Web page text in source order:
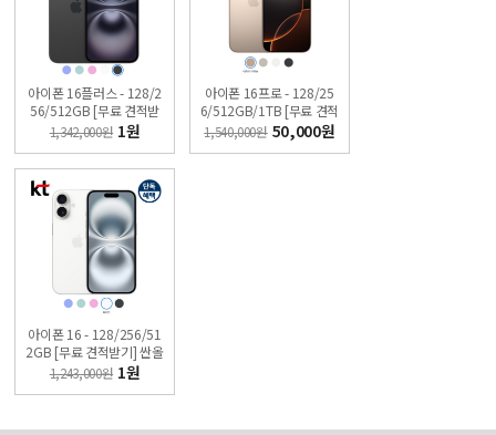
아이폰 16플러스 - 128/2
56/512GB [무료 견적받
기] 싼올레폰
1,342,000원 1원
아이폰 16프로 - 128/25
6/512GB/1TB [무료 견적
받기] 싼올레폰
1,540,000원 50,000원
아이폰 16 - 128/256/51
2GB [무료 견적받기] 싼올
레폰
1,243,000원 1원